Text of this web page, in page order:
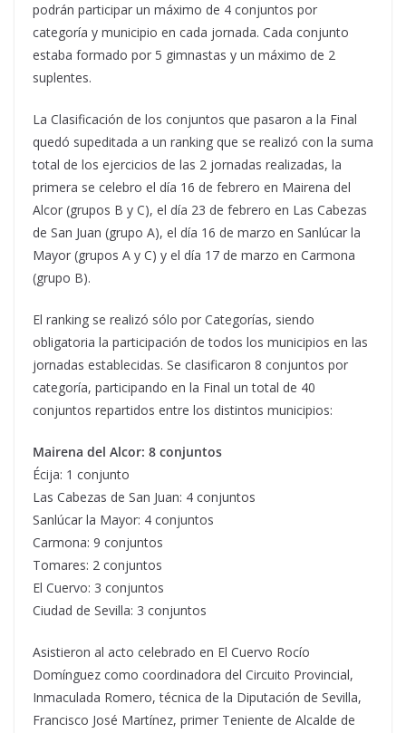
podrán participar un máximo de 4 conjuntos por
categoría y municipio en cada jornada. Cada conjunto
estaba formado por 5 gimnastas y un máximo de 2
suplentes.
La Clasificación de los conjuntos que pasaron a la Final
quedó supeditada a un ranking que se realizó con la suma
total de los ejercicios de las 2 jornadas realizadas, la
primera se celebro el día 16 de febrero en Mairena del
Alcor (grupos B y C), el día 23 de febrero en Las Cabezas
de San Juan (grupo A), el día 16 de marzo en Sanlúcar la
Mayor (grupos A y C) y el día 17 de marzo en Carmona
(grupo B).
El ranking se realizó sólo por Categorías, siendo
obligatoria la participación de todos los municipios en las
jornadas establecidas. Se clasificaron 8 conjuntos por
categoría, participando en la Final un total de 40
conjuntos repartidos entre los distintos municipios:
Mairena del Alcor: 8 conjuntos
Écija: 1 conjunto
Las Cabezas de San Juan: 4 conjuntos
Sanlúcar la Mayor: 4 conjuntos
Carmona: 9 conjuntos
Tomares: 2 conjuntos
El Cuervo: 3 conjuntos
Ciudad de Sevilla: 3 conjuntos
Asistieron al acto celebrado en El Cuervo Rocío
Domínguez como coordinadora del Circuito Provincial,
Inmaculada Romero, técnica de la Diputación de Sevilla,
Francisco José Martínez, primer Teniente de Alcalde de